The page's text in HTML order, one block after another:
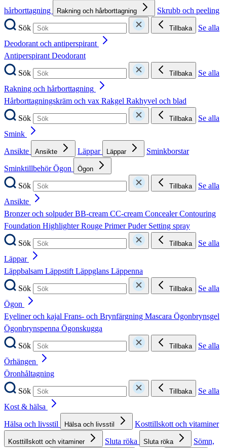
hårborttagning
Rakning och hårborttagning
Skrubb och peeling
Sök
Tillbaka
Se alla
Deodorant och antiperspirant
AntiperspirantDeodorant
Sök
Tillbaka
Se alla
Rakning och hårborttagning
Hårborttagningskräm och vax Rakgel Rakhyvel och blad
Sök
Tillbaka
Se alla
Smink
Ansikte
Ansikte Läppar Läppar
Sminkborstar
SminktillbehörÖgon Ögon
Sök Tillbaka
Se alla
Ansikte
Bronzer och solpuderBB-cream CC-cream ConcealerContouring
Foundation HighlighterRouge PrimerPuder Setting spray
Sök
Tillbaka
Se alla
Läppar
Läppbalsam LäppstiftLäppglans Läppenna
Sök
Tillbaka
Se alla
Ögon
Eyeliner och kajal Frans- och Brynfärgning Mascara Ögonbrynsgel
Ögonbrynspenna Ögonskugga
Sök
Tillbaka
Se alla
Örhängen
Öronhåltagning
Sök
Tillbaka
Se alla
Kost & hälsa
Hälsa och livsstil
Hälsa och livsstil Kosttillskott och vitaminer
Kosttillskott och vitaminer Sluta röka Sluta röka
Sömn,